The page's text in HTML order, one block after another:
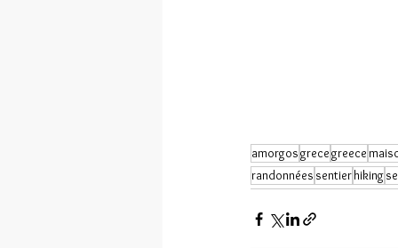
amorgosgrecegreece
randonnées sentierhiking